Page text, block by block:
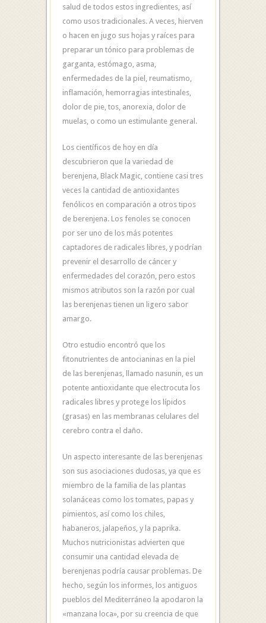
salud de todos estos ingredientes, así
como usos tradicionales. A veces, hierven
o hacen en jugo sus hojas y raíces para
preparar un tónico para problemas de
garganta, estómago, asma,
enfermedades de la piel, reumatismo,
inflamación, hemorragias intestinales,
dolor de pie, tos, anorexia, dolor de
muelas, o como un estimulante general.
Los científicos de hoy en día
descubrieron que la variedad de
berenjena, Black Magic, contiene casi tres
veces la cantidad de antioxidantes
fenólicos en comparación a otros tipos
de berenjena. Los fenoles se conocen
por ser uno de los más potentes
captadores de radicales libres, y podrían
prevenir el desarrollo de cáncer y
enfermedades del corazón, pero estos
mismos atributos son la razón por cual
las berenjenas tienen un ligero sabor
amargo.
Otro estudio encontró que los
fitonutrientes de antocianinas en la piel
de las berenjenas, llamado nasunin, es un
potente antioxidante que electrocuta los
radicales libres y protege los lípidos
(grasas) en las membranas celulares del
cerebro contra el daño.
Un aspecto interesante de las berenjenas
son sus asociaciones dudosas, ya que es
miembro de la familia de las plantas
solanáceas como los tomates, papas y
pimientos, así como los chiles,
habaneros, jalapeños, y la paprika.
Muchos nutricionistas advierten que
consumir una cantidad elevada de
berenjenas podría causar problemas. De
hecho, según los informes, los antiguos
pueblos del Mediterráneo la apodaron la
«manzana loca», por su creencia de que